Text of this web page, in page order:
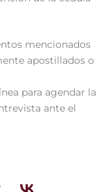
mencionados
apostillados o
para agendar la
ante el